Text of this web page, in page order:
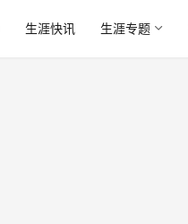
生涯快讯 生涯专题